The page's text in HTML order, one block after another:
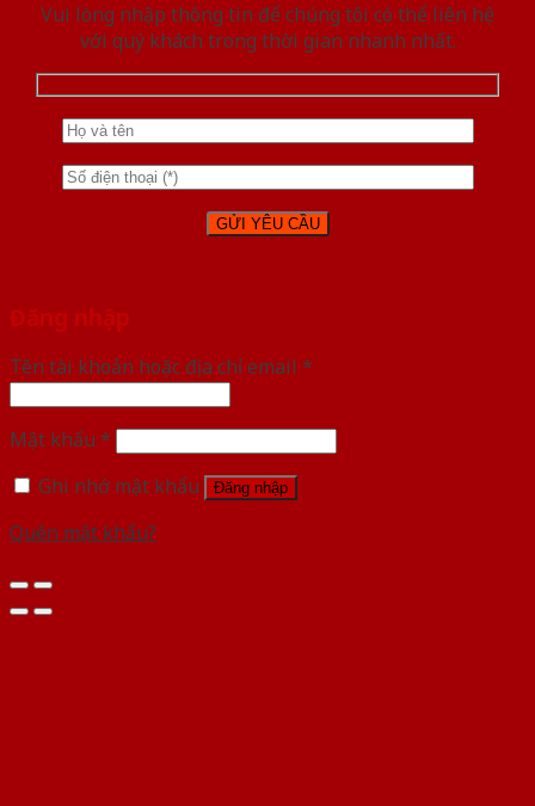
Vui lòng nhập thông tin để chúng tôi có thể liên hệ
với quý khách trong thời gian nhanh nhất.
Đăng nhập
Tên tài khoản hoặc địa chỉ email *
Mật khẩu *
Ghi nhớ mật khẩu
Đăng nhập
Quên mật khẩu?